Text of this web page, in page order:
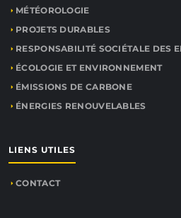
MÉTÉOROLOGIE
PROJETS DURABLES
RESPONSABILITÉ SOCIÉTALE DES
ÉCOLOGIE ET ENVIRONNEMENT
ÉMISSIONS DE CARBONE
ÉNERGIES RENOUVELABLES
LIENS UTILES
CONTACT